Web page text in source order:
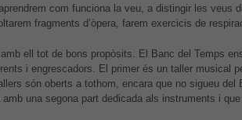
com funciona la veu, a distingir les veus
fragments d’òpera, farem exercicis de
ell tot de bons propòsits. El Banc del Temps
i engrescadors. El primer és un taller musical
són oberts a tothom, encara que no sigueu del
una segona part dedicada als instruments i
Experiència
Per tal que el
nostre lloc
web funcioni
el millor
possible